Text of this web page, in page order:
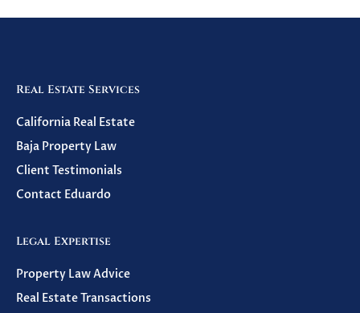
Real Estate Services
California Real Estate
Baja Property Law
Client Testimonials
Contact Eduardo
Legal Expertise
Property Law Advice
Real Estate Transactions